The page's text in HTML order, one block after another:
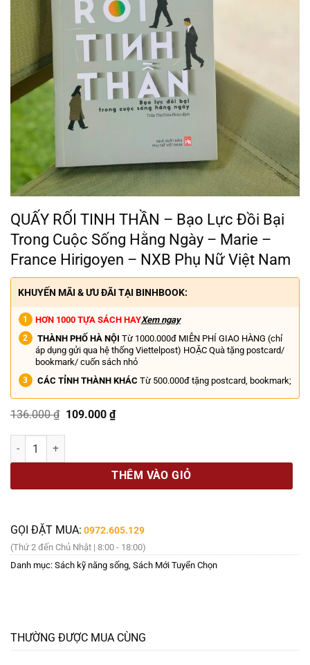
QUẤY RỐI TINH THẦN – Bạo Lực Đồi Bại
Trong Cuộc Sống Hằng Ngày – Marie –
France Hirigoyen – NXB Phụ Nữ Việt Nam
KHUYẾN MÃI & ƯU ĐÃI TẠI BINHBOOK:
HƠN 1000 TỰA SÁCH HAYXem ngay
THÀNH PHỐ HÀ NỘI Từ 1000.000đ MIỄN PHÍ GIAO HÀNG (chỉ
áp dụng gửi qua hệ thống Viettelpost) HOẶC Quà tặng postcard/
bookmark/ cuốn sách nhỏ
CÁC TỈNH THÀNH KHÁC Từ 500.000đ tặng postcard, bookmark;
136.000₫ Giá
là:
109.000 ₫Giá
QUẤY RỐI TINH THẦN – Bạo Lực Đồi Bại Trong Cuộc Sống Hằng
THÊM VÀO GIỎ
GỌI ĐẶT MUA: 0972.605.129
(Thứ 2 đến Chủ Nhật | 8:00 - 18:00)
Danh mục: Sách kỹ năng sống, Sách Mới Tuyển Chọn
THƯỜNG ĐƯỢC MUA CÙNG